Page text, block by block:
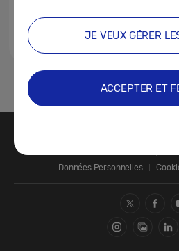
1
Données Personnelles
JE VEUX GÉRER
ACCEPTER ET